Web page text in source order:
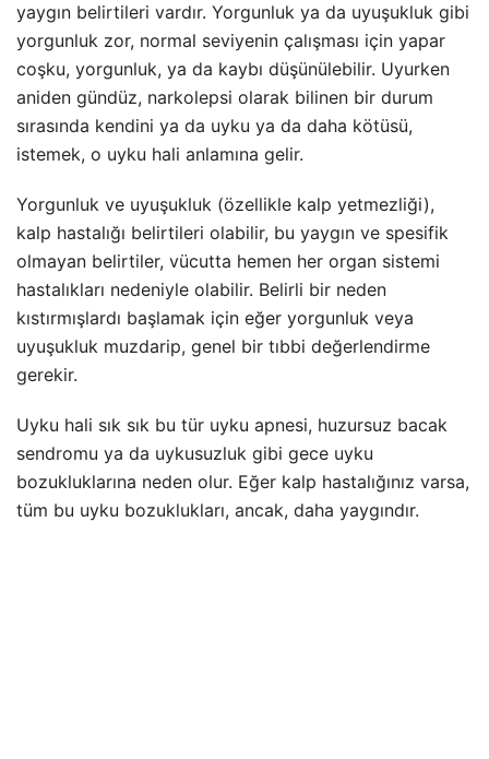
yaygın belirtileri vardır. Yorgunluk ya da uyuşukluk gibi
yorgunluk zor, normal seviyenin çalışması için yapar
coşku, yorgunluk, ya da kaybı düşünülebilir. Uyurken
aniden gündüz, narkolepsi olarak bilinen bir durum
sırasında kendini ya da uyku ya da daha kötüsü,
istemek, o uyku hali anlamına gelir.
Yorgunluk ve uyuşukluk (özellikle kalp yetmezliği),
kalp hastalığı belirtileri olabilir, bu yaygın ve spesifik
olmayan belirtiler, vücutta hemen her organ sistemi
hastalıkları nedeniyle olabilir. Belirli bir neden
kıstırmışlardı başlamak için eğer yorgunluk veya
uyuşukluk muzdarip, genel bir tıbbi değerlendirme
gerekir.
Uyku hali sık sık bu tür uyku apnesi, huzursuz bacak
sendromu ya da uykusuzluk gibi gece uyku
bozukluklarına neden olur. Eğer kalp hastalığınız varsa,
tüm bu uyku bozuklukları, ancak, daha yaygındır.